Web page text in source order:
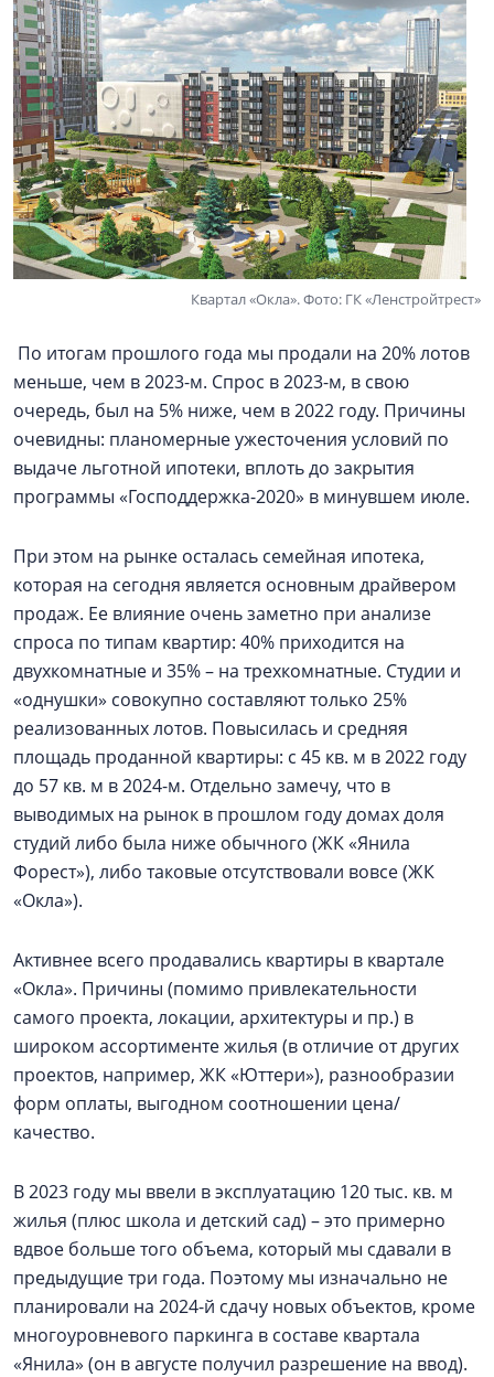
Квартал «Окла». Фото: ГК «Ленстройтрест»
По итогам прошлого года мы продали на 20% лотов
меньше, чем в 2023-м. Спрос в 2023-м, в свою
очередь, был на 5% ниже, чем в 2022 году. Причины
очевидны: планомерные ужесточения условий по
выдаче льготной ипотеки, вплоть до закрытия
программы «Господдержка-2020» в минувшем июле.
При этом на рынке осталась семейная ипотека,
которая на сегодня является основным драйвером
продаж. Ее влияние очень заметно при анализе
спроса по типам квартир: 40% приходится на
двухкомнатные и 35% – на трехкомнатные. Студии и
«однушки» совокупно составляют только 25%
реализованных лотов. Повысилась и средняя
площадь проданной квартиры: с 45 кв. м в 2022 году
до 57 кв. м в 2024-м. Отдельно замечу, что в
выводимых на рынок в прошлом году домах доля
студий либо была ниже обычного (ЖК «Янила
Форест»), либо таковые отсутствовали вовсе (ЖК
«Окла»).
Активнее всего продавались квартиры в квартале
«Окла». Причины (помимо привлекательности
самого проекта, локации, архитектуры и пр.) в
широком ассортименте жилья (в отличие от других
проектов, например, ЖК «Юттери»), разнообразии
форм оплаты, выгодном соотношении цена/
качество.
В 2023 году мы ввели в эксплуатацию 120 тыс. кв. м
жилья (плюс школа и детский сад) – это примерно
вдвое больше того объема, который мы сдавали в
предыдущие три года. Поэтому мы изначально не
планировали на 2024-й сдачу новых объектов, кроме
многоуровневого паркинга в составе квартала
«Янила» (он в августе получил разрешение на ввод).